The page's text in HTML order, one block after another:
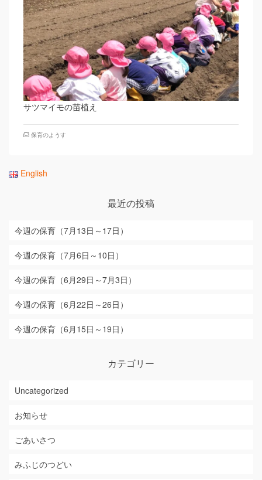
サツマイモの苗植え
保育のようす
English
最近の投稿
今週の保育（7月13日～17日）
今週の保育（7月6日～10日）
今週の保育（6月29日～7月3日）
今週の保育（6月22日～26日）
今週の保育（6月15日～19日）
カテゴリー
Uncategorized
お知らせ
ごあいさつ
みふじのつどい